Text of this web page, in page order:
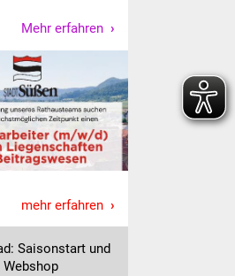
Seniorenwohn- und
Pflegeheim
Familien
Familientreff
Migration und Integration
Mehr erfahren
mehr erfahren
Saisonstart und
Webshop